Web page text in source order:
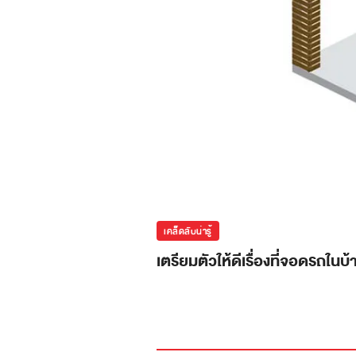
เคล็ดลับน่ารู้
เตรียมตัวให้ดีเรื่องที่จอดรถในบ้